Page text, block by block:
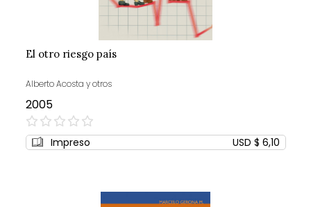
El otro riesgo país
Alberto Acosta y otros
2005
0%
Impreso USD $ 6,10